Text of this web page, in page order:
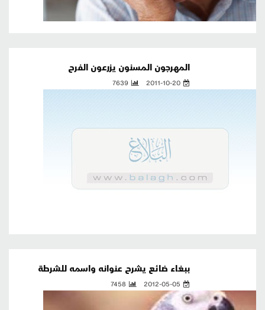
المهرجون المسنون يزرعون الفرح
2011-10-20
7639
ببغاء ضائع يشرح عنوانه واسمه للشرطة
2012-05-05
7458